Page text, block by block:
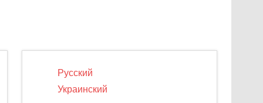
Русский
Украинский